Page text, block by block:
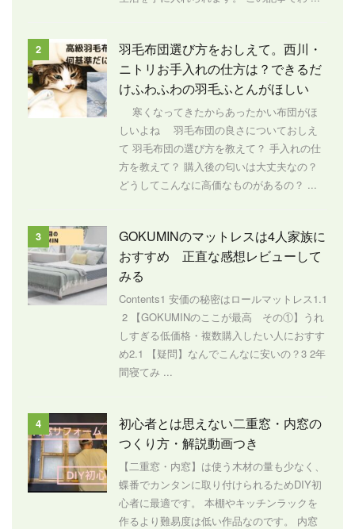
2
羽毛布団選び方をおしえて。西川・
ニトリお手入れの仕方は？できるだ
けふわふわの羽毛ふとんがほしい
寒くなってきたからあったかい布団がほ
しいよね 羽毛布団の良さについておしえ
て 羽毛布団の選び方を教えて？ 手入れの仕
方を教えて？ 購入後の匂いは大丈夫なの？
どうしてこんなに高価なものがあるの？ ...
3
GOKUMINのマットレスは4人家族に
おすすめ 正直な感想レビューして
みる
Contents1 安価の秘密はロールマットレス1.1
2 【GOKUMINのここが最高 その①】うれ
しすぎる低価格・複数購入したい人におすす
め2.1 【疑問】なんでこんなに安いの？3 2年
間寝てみ ...
4
初心者とは思えない二重窓・内窓の
つくり方・解説動画つき
【二重窓・内窓】は使う木材の量も少なく、
蝶番でカンタンに取り付けられるためDIY初
心者に最適です。 本棚やキッチンラックを
作るより難易度は低い作品なのです。 内窓